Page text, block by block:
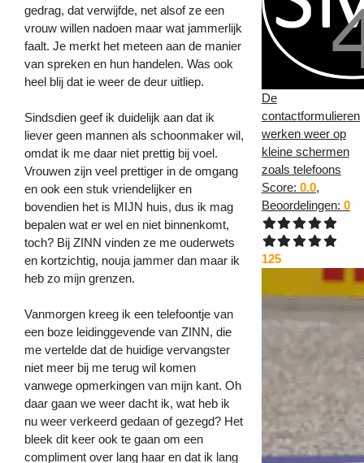
gedrag, dat verwijfde, net alsof ze een
vrouw willen nadoen maar wat jammerlijk
faalt. Je merkt het meteen aan de manier
van spreken en hun handelen. Was ook
heel blij dat ie weer de deur uitliep.
Sindsdien geef ik duidelijk aan dat ik
liever geen mannen als schoonmaker wil,
omdat ik me daar niet prettig bij voel.
Vrouwen zijn veel prettiger in de omgang
en ook een stuk vriendelijker en
bovendien het is MIJN huis, dus ik mag
bepalen wat er wel en niet binnenkomt,
toch? Bij ZINN vinden ze me ouderwets
en kortzichtig, nouja jammer dan maar ik
heb zo mijn grenzen.
Vanmorgen kreeg ik een telefoontje van
een boze leidinggevende van ZINN, die
me vertelde dat de huidige vervangster
niet meer bij me terug wil komen
vanwege opmerkingen van mijn kant. Oh
daar gaan we weer dacht ik, wat heb ik
nu weer verkeerd gedaan of gezegd? Het
bleek dit keer ook te gaan om een
compliment over lang haar en dat ik lang
De
contactformulieren
werken weer op
kleine schermen
zoals telefoons
Score: 0.0,
Beoordelingen: 0
125